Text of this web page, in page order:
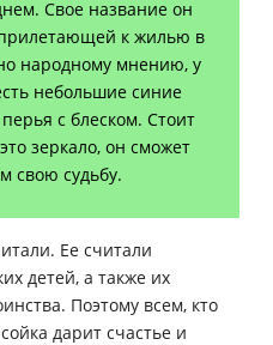
Свое название он
к жилью в
народному мнению, у
небольшие синие
с блеском. Стоит
зеркало, он сможет
свою судьбу.
Ее считали
детей, а также их
Поэтому всем, кто
дарит счастье и